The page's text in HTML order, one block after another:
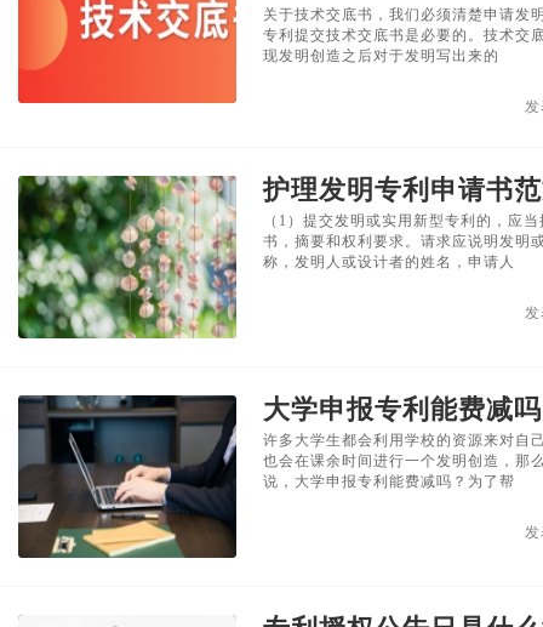
关于技术交底书，我们必须清楚申请发
专利提交技术交底书是必要的。技术交
现发明创造之后对于发明写出来的
护理发明专利申请书
（1）提交发明或实用新型专利的，应
书，摘要和权利要求。请求应说明发明
称，发明人或设计者的姓名，申请人
大学申报专利能费减吗
许多大学生都会利用学校的资源来对自
也会在课余时间进行一个发明创造，那
说，大学申报专利能费减吗？为了帮